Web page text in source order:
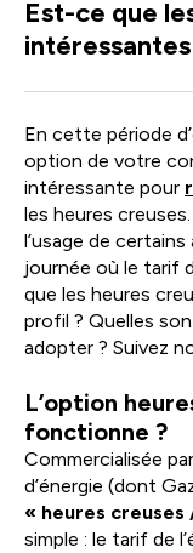
Est-ce que
intéressantes
En cette période
option de votre
intéressante pour
les heures
l’usage de
journée où le tarif
que les heures
profil ? Quelles
adopter ? Suivez
L’option
fonctionne ?
Commercialisée
d’énergie (dont
« heures creuses
simple : le tarif de